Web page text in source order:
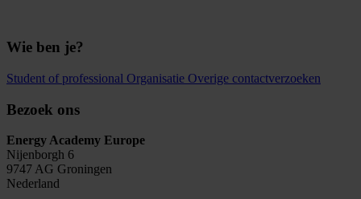
Wie ben je?
Student of professional Organisatie Overige contactverzoeken
Bezoek ons
Energy Academy Europe
Nijenborgh 6
9747 AG Groningen
Nederland